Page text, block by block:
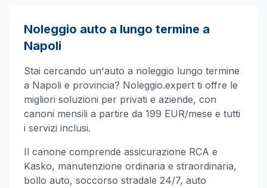
Noleggio auto a lungo termine a
Napoli
Stai cercando un'auto a noleggio lungo termine
a Napoli e provincia? Noleggio.expert ti offre le
migliori soluzioni per privati e aziende, con
canoni mensili a partire da 199 EUR/mese e tutti
i servizi inclusi.
Il canone comprende assicurazione RCA e
Kasko, manutenzione ordinaria e straordinaria,
bollo auto, soccorso stradale 24/7, auto